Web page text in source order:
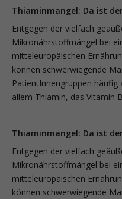
Thiaminmangel: Da ist
Entgegen der vielfach
Mikronährstoffmängel bei
mitteleuropäischen
können schwerwiegende
PatientInnengruppen
allem Thiamin, das Vitamin
Thiaminmangel: Da ist
Entgegen der vielfach
Mikronährstoffmängel bei
mitteleuropäischen
können schwerwiegende